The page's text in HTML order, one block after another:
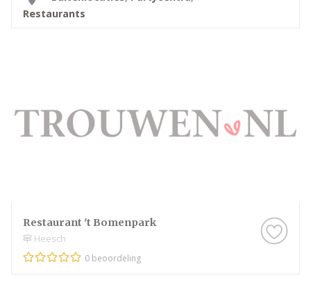
Restaurants
Restaurant 't Bomenpark
Heesch
0 beoordeling